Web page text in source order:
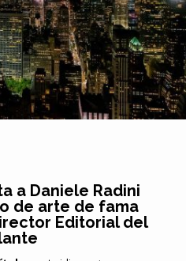
a Daniele Radini
de arte de fama
Editorial del